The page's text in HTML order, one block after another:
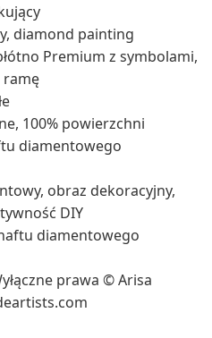
diamond painting
Premium z symbolami,
ramę
100% powierzchni
diamentowego
obraz dekoracyjny,
DIY
diamentowego
prawa © Arisa